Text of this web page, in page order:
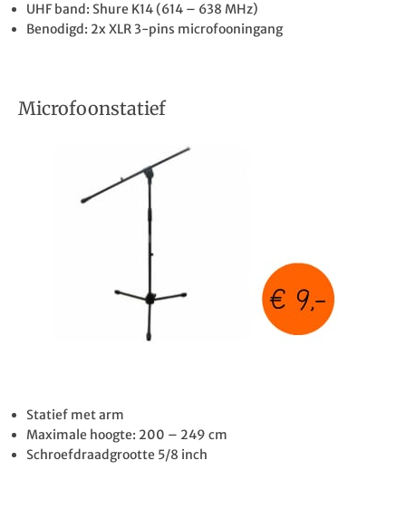
UHF band: Shure K14 (614 – 638 MHz)
Benodigd: 2x XLR 3-pins microfooningang
Microfoonstatief
Statief met arm
Maximale hoogte: 200 – 249 cm
Schroefdraadgrootte 5/8 inch